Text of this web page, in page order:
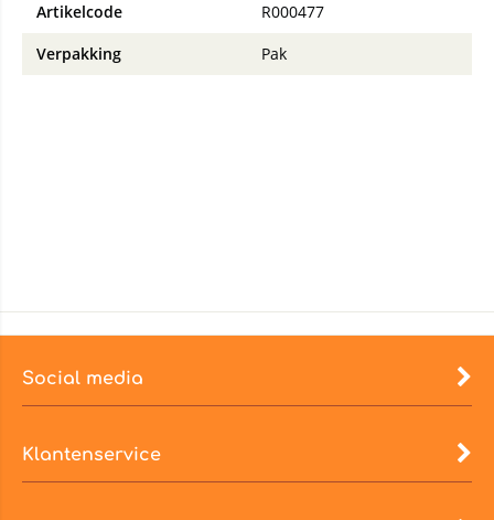
Artikelcode
R000477
Verpakking
Pak
Social media
Klantenservice